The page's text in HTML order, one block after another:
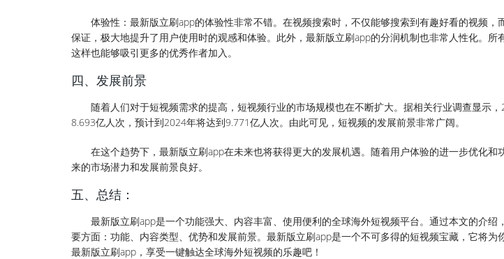
体验性：最新版立刷app的体验性非常不错。在视频搜索时，不仅能够搜索到有趣好看的视频，
保证，极大地提升了用户使用时的观感和体验。此外，最新版立刷app的分润机制也非常人性化。所
这样也能够吸引更多的优秀作者加入。
四、发展前景
随着人们对于短视频需求的提高，短视频行业的市场规模也在不断扩大。据相关行业调查显示
8.693亿人次，预计到2024年将达到9.771亿人次。由此可见，短视频的发展前景非常广阔。
在这个趋势下，最新版立刷app在未来也将获得更大的发展机遇。随着用户体验的进一步优化和
来的市场潜力和发展前景良好。
五、总结：
最新版立刷app是一个功能强大、内容丰富、使用便利的全球海外短视频平台。通过本文的介绍
要方面：功能、内容类型、优势和发展前景。最新版立刷app是一个不可多得的短视频宝藏，它将为
最新版立刷app，享受一键触达全球海外短视频的乐趣吧！